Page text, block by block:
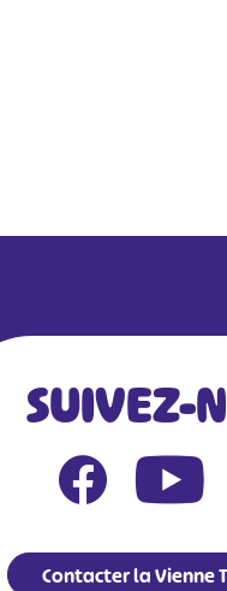
SUIVEZ-
Contacter la Vienne